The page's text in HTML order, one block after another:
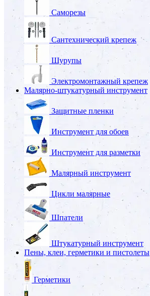
Саморезы
Сантехнический крепеж
Шурупы
Электромонтажный крепеж
Малярно-штукатурный инструмент
Защитные пленки
Инструмент для обоев
Инструмент для разметки
Малярный инструмент
Цикли малярные
Шпатели
Штукатурный инструмент
Пены, клеи, герметики и пистолеты
Герметики